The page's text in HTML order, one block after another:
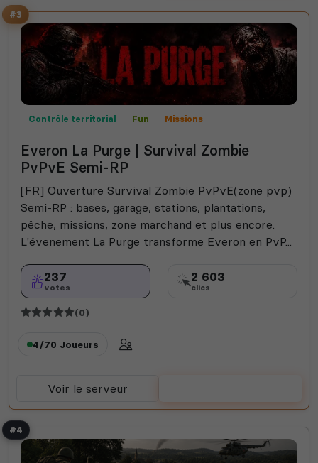
#3
Contrôle territorial Fun
Missions
Everon La Purge | Survival Zombie
PvPvE Semi-RP
[FR] Ouverture Survival Zombie PvPvE(zone pvp)
Semi-RP : bases, garage, stations, plantations,
pêche, missions, zone marchand et plus encore.
L'évenement La Purge transforme Everon en PvP...
237
votes
2 603
clics
(0)
4/70 Joueurs
Voir le serveur
#4